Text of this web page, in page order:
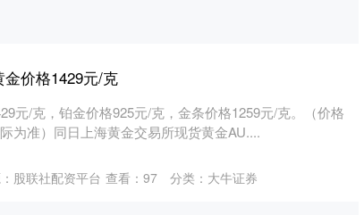
价格1429元/克
元/克，铂金价格925元/克，金条价格1259元/克。（价格
为准）同日上海黄金交易所现货黄金AU....
股联社配资平台 查看： 97 分类： 大牛证券